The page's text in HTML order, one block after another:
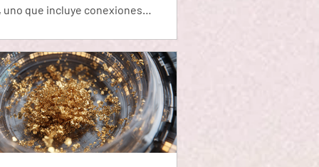
uno que incluye conexiones
inquietantes, y talvez lo más
que espontáneamente
vacío del espacio. Estas partículas
"virtuales" deberían aparecer y
entre ellas en menos que lo que